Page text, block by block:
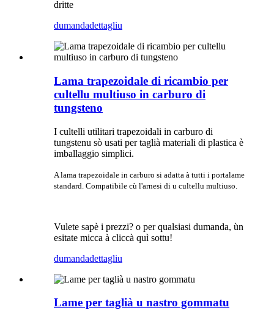
dritte
dumandadettagliu
Lama trapezoidale di ricambio per
cultellu multiuso in carburo di
tungsteno
I cultelli utilitari trapezoidali in carburo di
tungstenu sò usati per taglià materiali di plastica è
imballaggio simplici.
A lama trapezoidale in carburo si adatta à tutti i portalame
standard. Compatibile cù l'arnesi di u cultellu multiuso.
Vulete sapè i prezzi? o per qualsiasi dumanda, ùn
esitate micca à cliccà quì sottu!
dumandadettagliu
Lame per taglià u nastro gommatu